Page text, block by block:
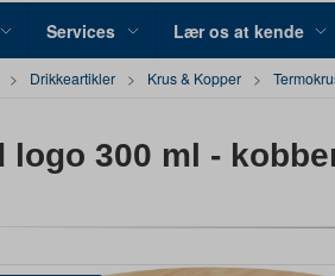
Services Lær os at kende
Drikkeartikler Krus & Kopper
logo 300 ml -